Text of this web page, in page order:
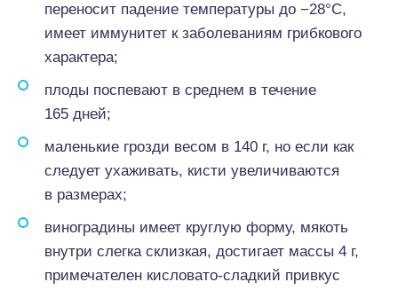
переносит падение температуры до −28°С,
имеет иммунитет к заболеваниям грибкового
характера;
плоды поспевают в среднем в течение
165 дней;
маленькие грозди весом в 140 г, но если как
следует ухаживать, кисти увеличиваются
в размерах;
виноградины имеет круглую форму, мякоть
внутри слегка склизкая, достигает массы 4 г,
примечателен кисловато-сладкий привкус